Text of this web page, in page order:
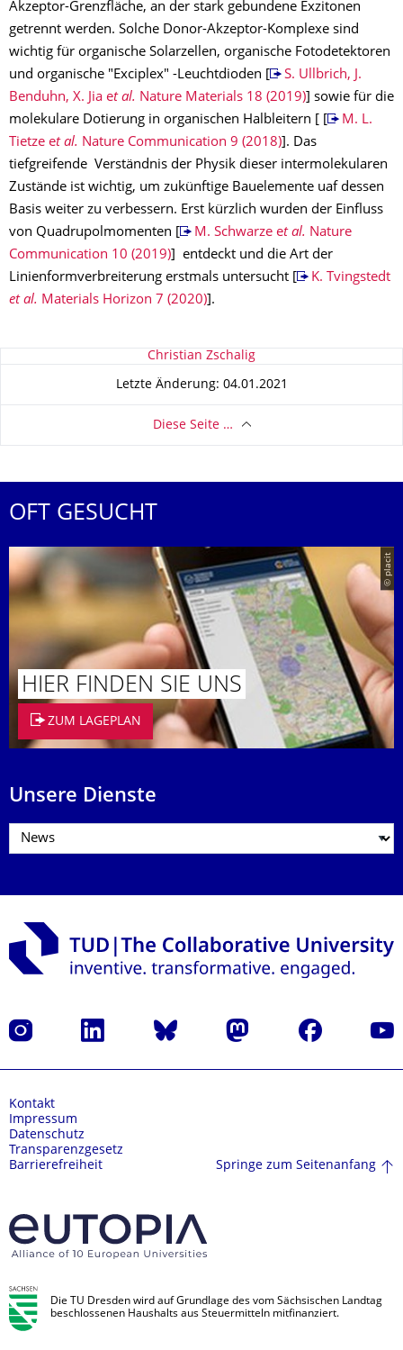
Akzeptor-Grenzfläche, an der stark gebundene Exzitonen
getrennt werden. Solche Donor-Akzeptor-Komplexe sind
wichtig für organische Solarzellen, organische Fotodetektoren
und organische "Exciplex" -Leuchtdioden [
S. Ullbrich, J.
Benduhn, X. Jia et al. Nature Materials 18 (2019) ] sowie für die
molekulare Dotierung in organischen Halbleitern [ [
M. L.
Tietze et al. Nature Communication 9 (2018) ]. Das
tiefgreifende Verständnis der Physik dieser intermolekularen
Zustände ist wichtig, um zukünftige Bauelemente uaf dessen
Basis weiter zu verbessern. Erst kürzlich wurden der Einfluss
von Quadrupolmomenten [
M. Schwarze et al. Nature
Communication 10 (2019) ] entdeckt und die Art der
Linienformverbreiterung erstmals untersucht [
K. Tvingstedt
et al. Materials Horizon 7 (2020) ].
Zu dieser Seite Christian Zschalig
Letzte Änderung: 04.01.2021
Diese Seite …
OFT GESUCHT
© placit
HIER FINDEN SIE UNS
ZUM LAGEPLAN
Unsere Dienste
Instagram LinkedIn Bluesky Mastodon Facebook
Kontakt
Impressum
Datenschutz
Transparenzgesetz
Barrierefreiheit
Springe zum Seitenanfang
Die TU Dresden wird auf Grundlage des vom Sächsischen Landtag
beschlossenen Haushalts aus Steuermitteln mitfinanziert.